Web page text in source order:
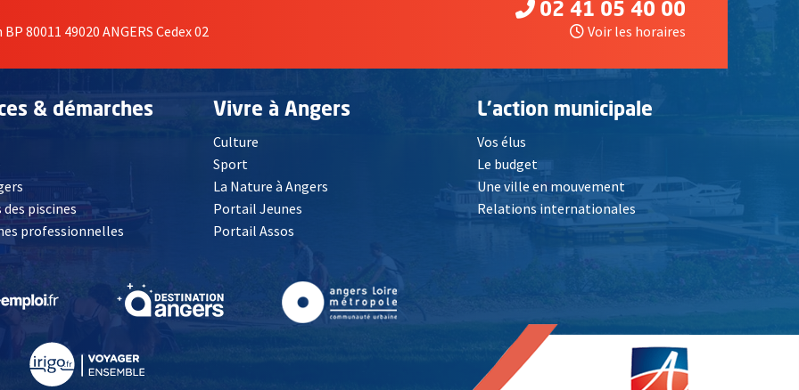
80011 49020 ANGERS Cedex 02
02 41 05 40 00
Voir les horaires
& démarches
, Ouvre une nouvelle fenêtre
piscines
professionnelles
Vivre à Angers
Culture
Sport
La Nature à Angers
Portail Jeunes
Portail Assos
L'action municipale
Vos élus
Le budget
Une ville en mouvement
Relations internationales
fenêtre , Ouvre une nouvelle fenêtre , Ouvre une nouvelle fenêtre, Ouvre une nouvelle fenêtre